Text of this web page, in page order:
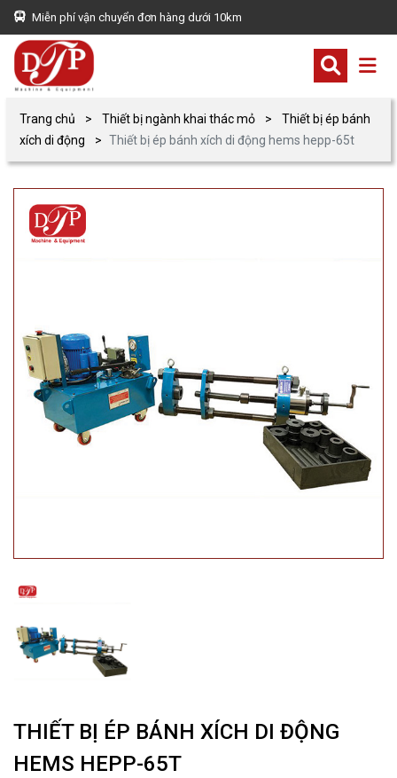
Miễn phí vận chuyển đơn hàng dưới 10km
Trang chủ Thiết bị ngành khai thác mỏ
Thiết bị ép bánh
xích di động
Thiết bị ép bánh xích di động hems hepp-65t
THIẾT BỊ ÉP BÁNH XÍCH DI ĐỘNG
HEMS HEPP-65T